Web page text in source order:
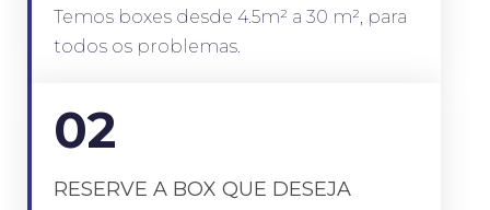
Temos boxes desde 4.5m² a 30 m², para
todos os problemas.
02
RESERVE A BOX QUE DESEJA